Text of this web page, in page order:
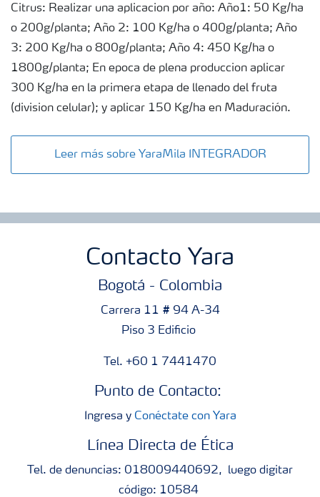
Citrus: Realizar una aplicacion por año: Año1: 50 Kg/ha
o 200g/planta; Año 2: 100 Kg/ha o 400g/planta; Año
3: 200 Kg/ha o 800g/planta; Año 4: 450 Kg/ha o
1800g/planta; En epoca de plena produccion aplicar
300 Kg/ha en la primera etapa de llenado del fruta
(division celular); y aplicar 150 Kg/ha en Maduración.
Leer más sobre YaraMila INTEGRADOR
Contacto Yara
Bogotá - Colombia
Carrera 11 # 94 A-34
Piso 3 Edificio
Tel. +60 1 7441470
Punto de Contacto:
Ingresa y Conéctate con Yara
Línea Directa de Ética
Tel. de denuncias: 018009440692, luego digitar
código: 10584